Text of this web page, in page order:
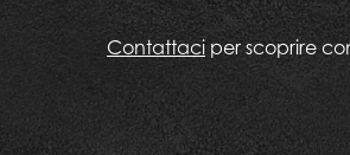
Contattaci per scoprire